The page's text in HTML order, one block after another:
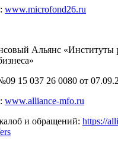
www.microfond26.ru
Альянс «Институты
15 037 26 0080 от
www.alliance-mfo.ru
и обращений: https://